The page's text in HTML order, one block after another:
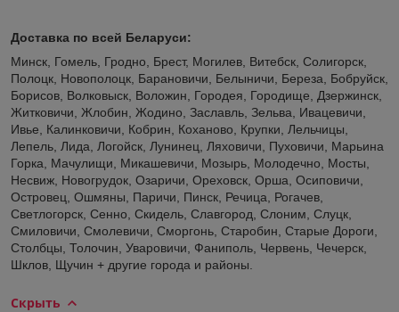
Доставка по всей Беларуси:
Минск, Гомель, Гродно, Брест, Могилев, Витебск, Солигорск,
Полоцк, Новополоцк, Барановичи, Белыничи, Береза, Бобруйск,
Борисов, Волковыск, Воложин, Городея, Городище, Дзержинск,
Житковичи, Жлобин, Жодино, Заславль, Зельва, Ивацевичи,
Ивье, Калинковичи, Кобрин, Коханово, Крупки, Лельчицы,
Лепель, Лида, Логойск, Лунинец, Ляховичи, Пуховичи, Марьина
Горка, Мачулищи, Микашевичи, Мозырь, Молодечно, Мосты,
Несвиж, Новогрудок, Озаричи, Ореховск, Орша, Осиповичи,
Островец, Ошмяны, Паричи, Пинск, Речица, Рогачев,
Светлогорск, Сенно, Скидель, Славгород, Слоним, Слуцк,
Смиловичи, Смолевичи, Сморгонь, Старобин, Старые Дороги,
Столбцы, Толочин, Уваровичи, Фаниполь, Червень, Чечерск,
Шклов, Щучин + другие города и районы.
Скрыть